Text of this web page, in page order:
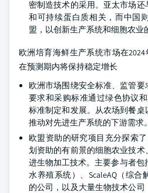
密制造技术的采用。亚太市场
和可持续蛋白质相关，而中国
盟，以创新生产系统和细胞农业
欧洲培育海鲜生产系统市场在
在预测期内将保持稳定增长
欧洲市场围绕安全标准、监管
要求和采购标准通过绿色协议
标准制定和发展。从农场到餐
推动对先进生产系统的下游需求。
欧盟资助的研究项目充分探索
划资助的有前景的细胞农业技
进生物加工技术。主要参与者包
水养殖系统）、ScaleAQ（综
的公司，以及大量生物技术公